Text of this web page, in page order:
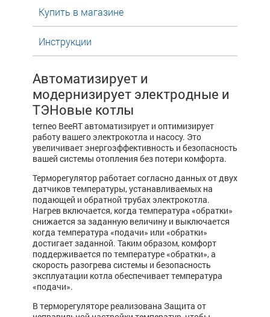
Купить в магазине
Инструкции
Автоматизирует и
модернизирует электродные и
ТЭНовые котлы
terneo BeeRT автоматизирует и оптимизирует
работу вашего электрокотла и насосу. Это
увеличивает энергоэффективность и безопасность
вашей системы отопления без потери комфорта.
Терморегулятор работает согласно данных от двух
датчиков температуры, устанавливаемых на
подающей и обратной трубах электрокотла.
Нагрев включается, когда температура «обратки»
снижается за заданную величину и выключается
когда температура «подачи» или «обратки»
достигает заданной. Таким образом, комфорт
поддерживается по температуре «обратки», а
скорость разогрева системы и безопасность
эксплуатации котла обеспечивает температура
«подачи».
В терморегуляторе реализована Защита от